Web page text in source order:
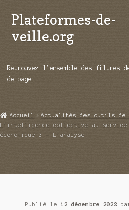
Aller
à
la
Aller
au
contenu
Plateformes-de-
veille.org
Répertoire d’ouitils
Démos vidéos
Qui sommes-nous ?
Retrouvez l’ensemble des filtres
de page.
Accueil Actualités des outils
L’intelligence collective au
économique 3 – L’analyse
Publié le 12 décembre 2022